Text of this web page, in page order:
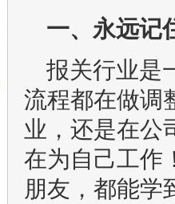
一、永远记
报关行业是
流程都在做调
业，还是在公
在为自己工作
朋友，都能学